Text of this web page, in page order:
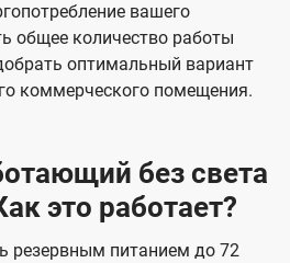
вашего
общее количество работы
оптимальный вариант
коммерческого помещения.
без света
это работает?
резервным питанием до 72